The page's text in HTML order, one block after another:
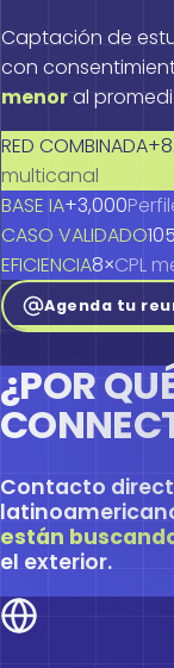
Captación de
con
menoral
RED COMBINADA
multicanal
BASE IA+3,000
CASO VALIDADO105
EFICIENCIA8×CPL
Agenda tu
¿POR
Contacto
están
el exterior.